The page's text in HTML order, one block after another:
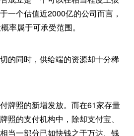
一个估值近2000亿的公司而言，
率属于可承受范围。
的同时，供给端的资源却十分稀
牌照的新增发放。而在61家存量
照的支付机构中，除却支付宝、
当一部分已如快钱之于万达、钱